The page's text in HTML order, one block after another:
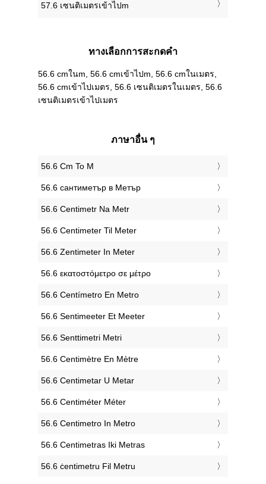
57.6 เซนติเมตรเข้าไปm
ทางเลือกการสะกดคำ
56.6 cmในm, 56.6 cmเข้าไปm, 56.6 cmในเมตร,
56.6 cmเข้าไปเมตร, 56.6 เซนติเมตรในเมตร, 56.6
เซนติเมตรเข้าไปเมตร
ภาษาอื่น ๆ
‎56.6 Cm To M
‎56.6 сантиметър в Метър
‎56.6 Centimetr Na Metr
‎56.6 Centimeter Til Meter
‎56.6 Zentimeter In Meter
‎56.6 εκατοστόμετρο σε μέτρο
‎56.6 Centímetro En Metro
‎56.6 Sentimeeter Et Meeter
‎56.6 Senttimetri Metri
‎56.6 Centimètre En Mètre
‎56.6 Centimetar U Metar
‎56.6 Centiméter Méter
‎56.6 Centimetro In Metro
‎56.6 Centimetras Iki Metras
‎56.6 ċentimetru Fil Metru